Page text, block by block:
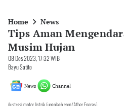
Home News
Tips Aman
Musim Hujan
08 Des 2023, 17:32 WIB
Bayu Satito
News Channel